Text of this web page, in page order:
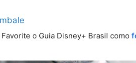
o Guia Disney+ Brasil como